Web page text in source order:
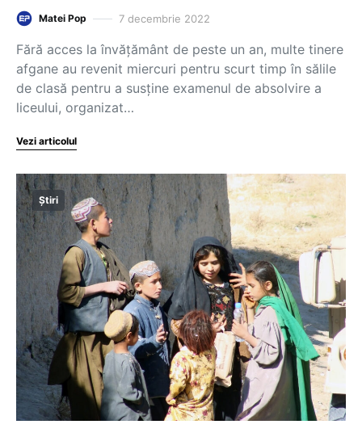
Matei Pop 7 decembrie 2022
Fără acces la învățământ de peste un an, multe tinere
afgane au revenit miercuri pentru scurt timp în sălile
de clasă pentru a susține examenul de absolvire a
liceului, organizat…
Vezi articolul
Știri